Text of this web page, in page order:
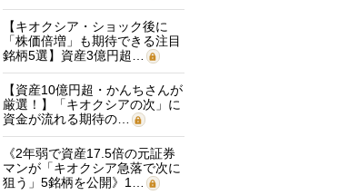
【キオクシア・ショック後に
「株価倍増」も期待できる注目
銘柄5選】資産3億円超…
【資産10億円超・かんちさんが
厳選！】「キオクシアの次」に
資金が流れる期待の…
《2年弱で資産17.5倍の元証券
マンが「キオクシア急落で次に
狙う」5銘柄を公開》1…